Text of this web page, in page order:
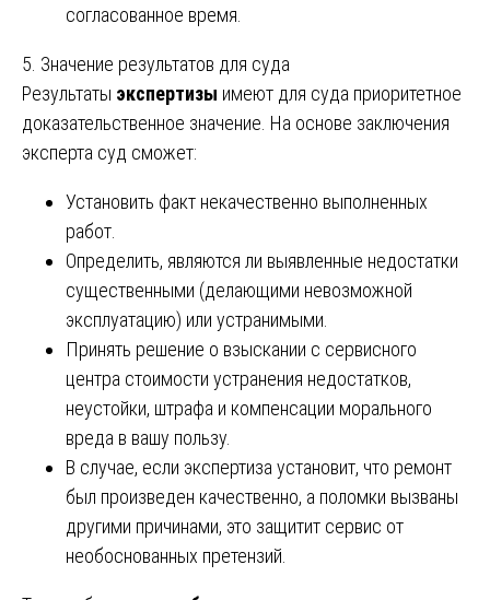
согласованное время.
5. Значение результатов для суда
Результаты экспертизы имеют для суда приоритетное
доказательственное значение. На основе заключения
эксперта суд сможет:
Установить факт некачественно выполненных
работ.
Определить, являются ли выявленные недостатки
существенными (делающими невозможной
эксплуатацию) или устранимыми.
Принять решение о взыскании с сервисного
центра стоимости устранения недостатков,
неустойки, штрафа и компенсации морального
вреда в вашу пользу.
В случае, если экспертиза установит, что ремонт
был произведен качественно, а поломки вызваны
другими причинами, это защитит сервис от
необоснованных претензий.